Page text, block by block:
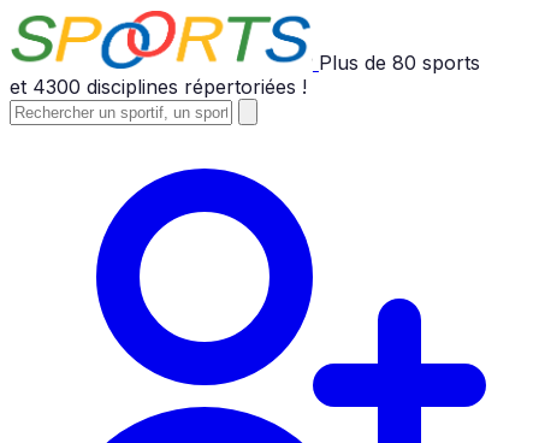
Plus de 80 sports
et 4300 disciplines répertoriées !